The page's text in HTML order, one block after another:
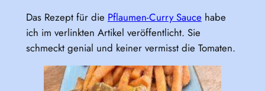
Das Rezept für die Pflaumen-Curry Sauce habe
ich im verlinkten Artikel veröffentlicht. Sie
schmeckt genial und keiner vermisst die Tomaten.